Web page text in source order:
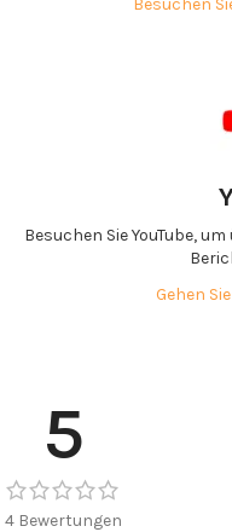
Besuchen Sie YouTube,
Gehen
5
4 Bewertungen